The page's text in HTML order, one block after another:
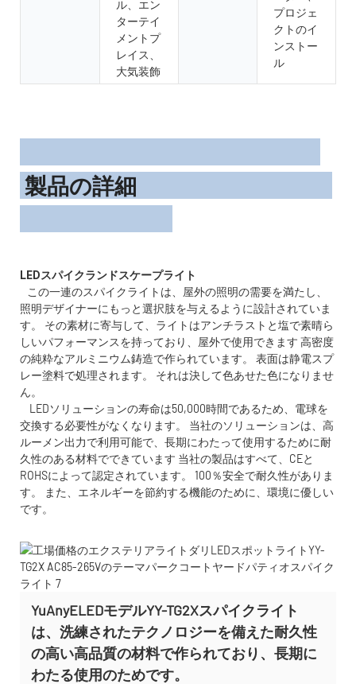
ル、エン
ターテイ
メントプ
レイス、
大気装飾
プロジェ
クトのイ
ンストー
ル
製品の詳細
この一連のスパイクライトは、屋外の照明の需要を満たし、
照明デザイナーにもっと選択肢を与えるように設計されていま
す。 その素材に寄与して、ライトはアンチラストと塩で素晴ら
しいパフォーマンスを持っており、屋外で使用できます 高密度
の純粋なアルミニウム鋳造で作られています。 表面は静電スプ
レー塗料で処理されます。 それは決して色あせた色になりませ
ん。
LEDソリューションの寿命は50,000時間であるため、電球を
交換する必要性がなくなります。 当社のソリューションは、高
ルーメン出力で利用可能で、長期にわたって使用するために耐
久性のある材料でできています 当社の製品はすべて、CEと
ROHSによって認定されています。 100％安全で耐久性がありま
す。 また、エネルギーを節約する機能のために、環境に優しい
です。
YuAnyELEDモデルYY-TG2Xスパイクライト
は、洗練されたテクノロジーを備えた耐久性
の高い高品質の材料で作られており、長期に
わたる使用のためです。